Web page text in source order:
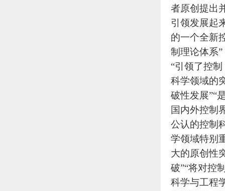
者原创提出
引领发展起
的一个全新
制理论体系”
“引领了控制
科学领域的
破性发展”“
国内外控制
公认的控制
学领域特别
大的原创性
破”“将对控
科学与工程